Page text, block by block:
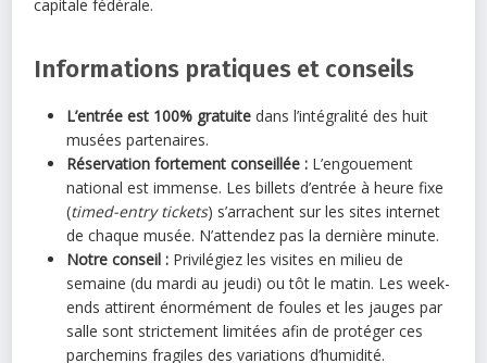
capitale fédérale.
Informations pratiques et conseils
L’entrée est 100% gratuite dans l’intégralité des huit
musées partenaires.
Réservation fortement conseillée : L’engouement
national est immense. Les billets d’entrée à heure fixe
(timed-entry tickets) s’arrachent sur les sites internet
de chaque musée. N’attendez pas la dernière minute.
Notre conseil : Privilégiez les visites en milieu de
semaine (du mardi au jeudi) ou tôt le matin. Les week-
ends attirent énormément de foules et les jauges par
salle sont strictement limitées afin de protéger ces
parchemins fragiles des variations d’humidité.